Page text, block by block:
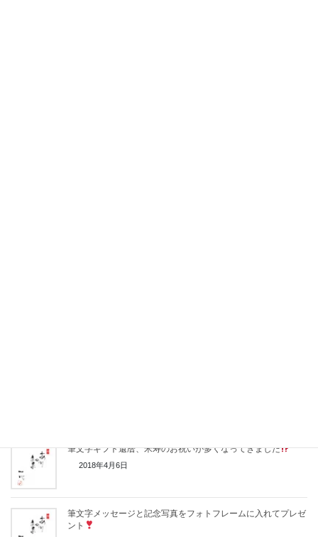
筆文字ギフト還暦、米寿のお祝いが多くなってきました
2018年4月6日
筆文字メッセージと記念写真をフォトフレームに入れてプレゼ
ント